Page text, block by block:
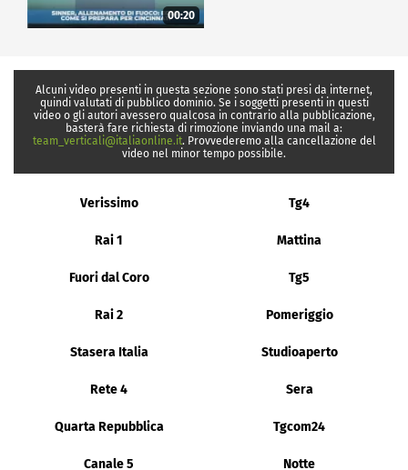
00:20
Alcuni video presenti in questa sezione sono stati presi da internet,
quindi valutati di pubblico dominio. Se i soggetti presenti in questi
video o gli autori avessero qualcosa in contrario alla pubblicazione,
basterà fare richiesta di rimozione inviando una mail a:
team_verticali@italiaonline.it. Provvederemo alla cancellazione del
video nel minor tempo possibile.
Verissimo Tg4
Rai 1 Mattina
Fuori dal Coro Tg5
Rai 2 Pomeriggio
Stasera Italia Studioaperto
Rete 4 Sera
Quarta Repubblica Tgcom24
Canale 5 Notte